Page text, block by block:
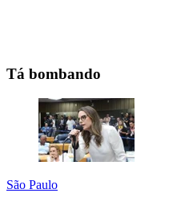
Tá bombando
São Paulo